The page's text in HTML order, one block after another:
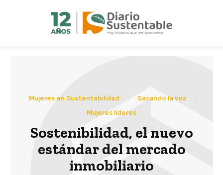
Mujeres en Sustentabilidad
Sacando la voz
Mujeres líderes
Sostenibilidad, el nuevo
estándar del mercado
inmobiliario